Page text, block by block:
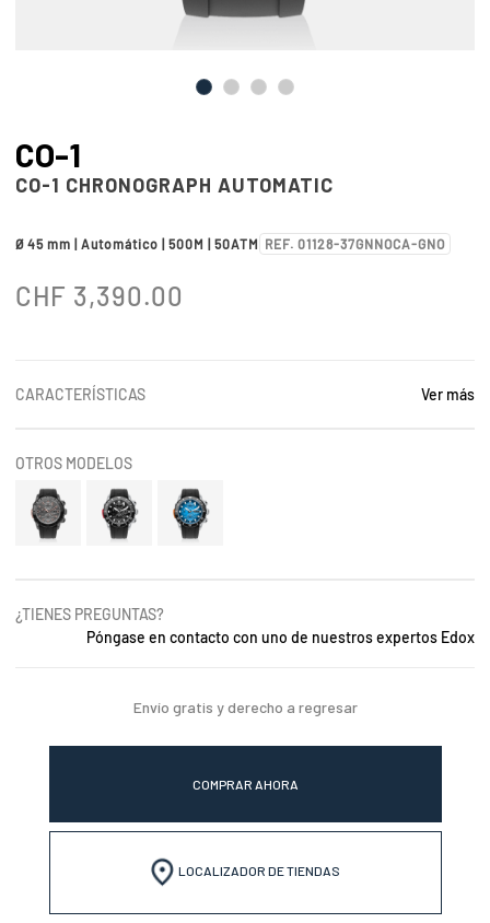
CO-1
CO-1 CHRONOGRAPH AUTOMATIC
Ø 45 mm | Automático | 500M | 50ATM REF. 01128-37GNNOCA-GNO
CHF 3,390.00
CARACTERÍSTICAS Ver más
OTROS MODELOS
¿TIENES PREGUNTAS?
Póngase en contacto con uno de nuestros expertos Edox
Envío gratis y derecho a regresar
COMPRAR AHORA
LOCALIZADOR DE TIENDAS